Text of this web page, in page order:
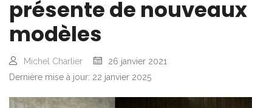
présente de nouveaux
modèles
Michel Charlier
26 janvier 2021
Dernière mise à jour: 22 janvier 2025